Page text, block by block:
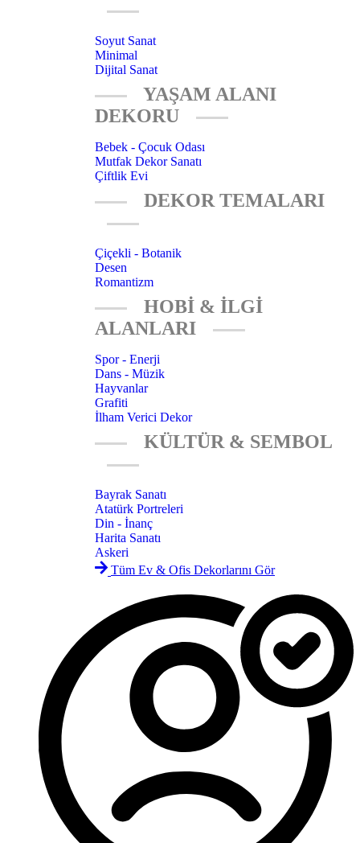
Soyut Sanat
Minimal
Dijital Sanat
YAŞAM ALANI
DEKORU
Bebek - Çocuk Odası
Mutfak Dekor Sanatı
Çiftlik Evi
DEKOR TEMALARI
Çiçekli - Botanik
Desen
Romantizm
HOBİ & İLGİ
ALANLARI
Spor - Enerji
Dans - Müzik
Hayvanlar
Grafiti
İlham Verici Dekor
KÜLTÜR & SEMBOL
Bayrak Sanatı
Atatürk Portreleri
Din - İnanç
Harita Sanatı
Askeri
Tüm Ev & Ofis Dekorlarını Gör